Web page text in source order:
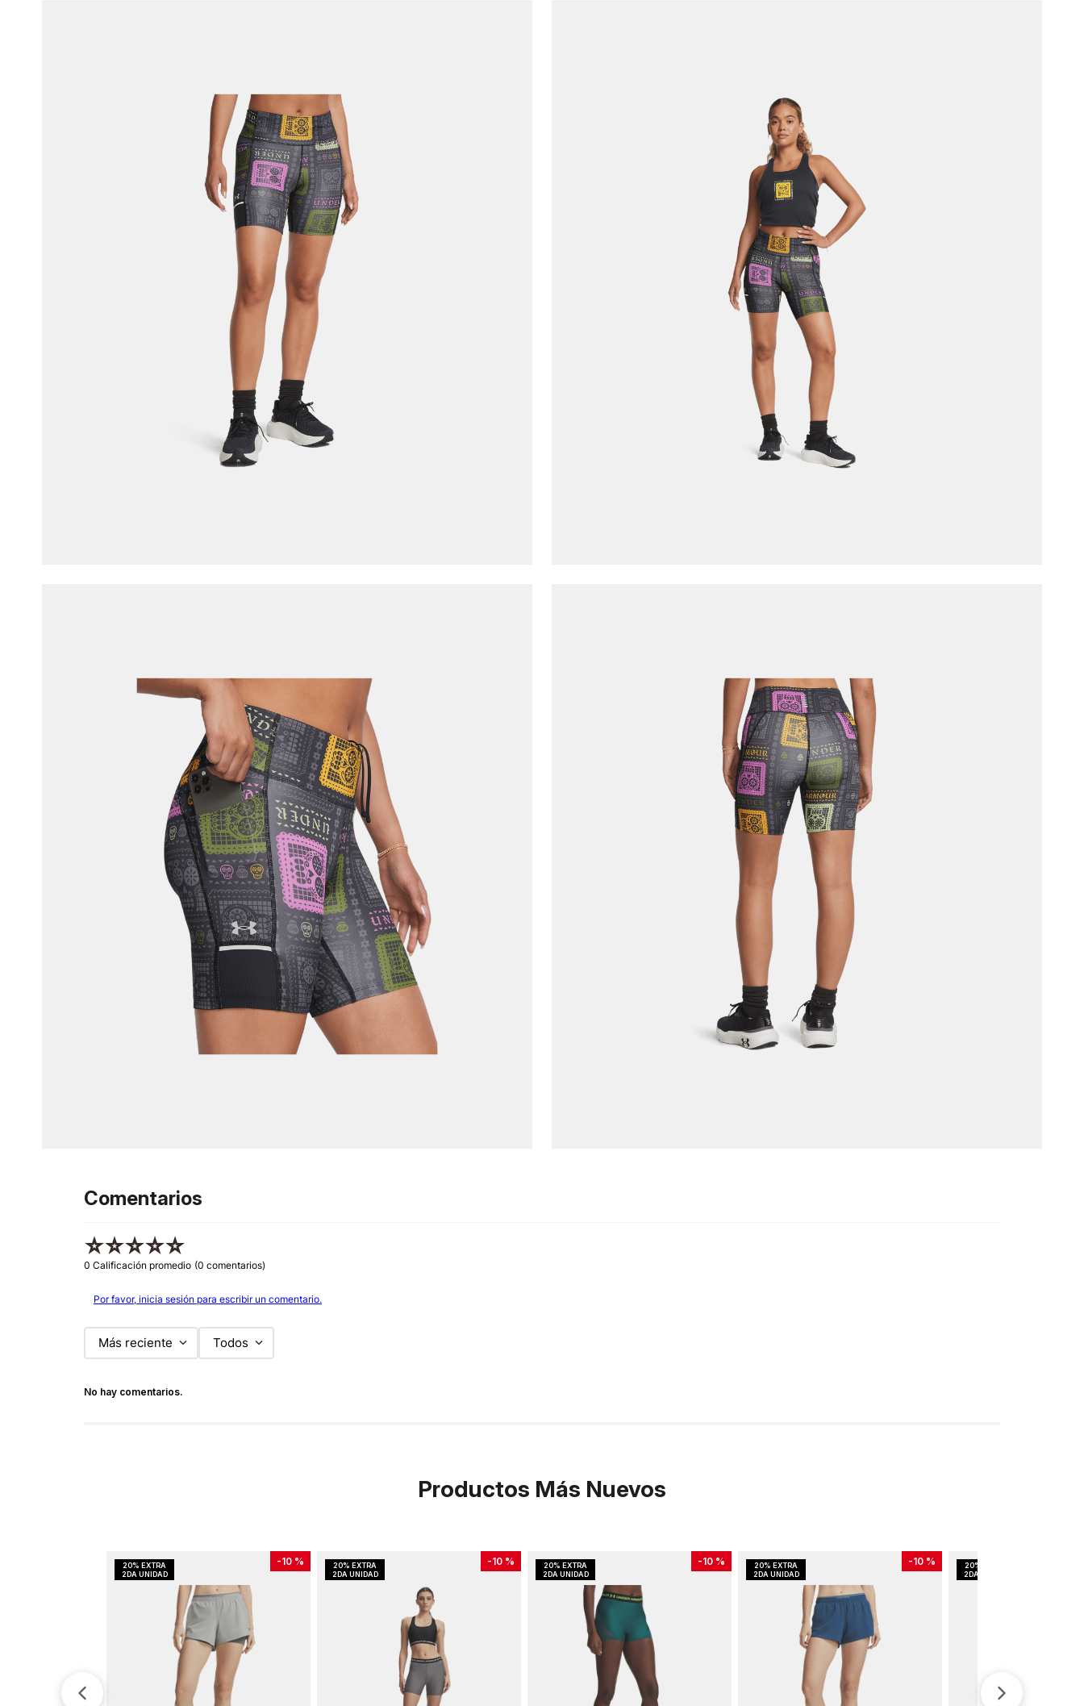
Comentarios
☆☆☆☆☆
0 Calificación promedio (0 comentarios)
Por favor, inicia sesión para escribir un comentario.
Más reciente Todos
No hay comentarios.
Productos Más Nuevos
-10 % -10 % -10 % -10 %